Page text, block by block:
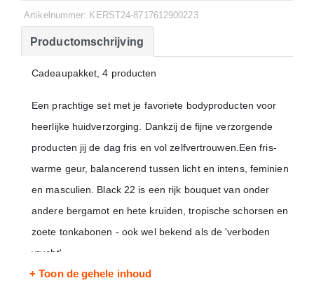
Artikelnummer: KERST24-8717612900223
Productomschrijving
Cadeaupakket, 4 producten
Een prachtige set met je favoriete bodyproducten voor
heerlijke huidverzorging. Dankzij de fijne verzorgende
producten jij de dag fris en vol zelfvertrouwen.Een fris-
warme geur, balancerend tussen licht en intens, feminien
en masculien. Black 22 is een rijk bouquet van onder
andere bergamot en hete kruiden, tropische schorsen en
zoete tonkabonen - ook wel bekend als de 'verboden
vrucht'.
+ Toon de gehele inhoud